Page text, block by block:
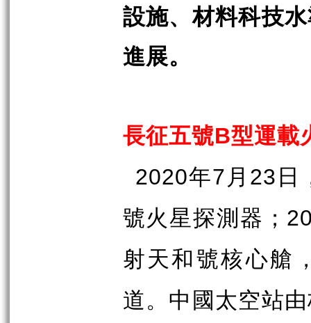
設施、材料科技
進展。
長征五號B型運載
2020年7 月 23 日
號火星探測器；
射天和號核心艙
道。中國太空站